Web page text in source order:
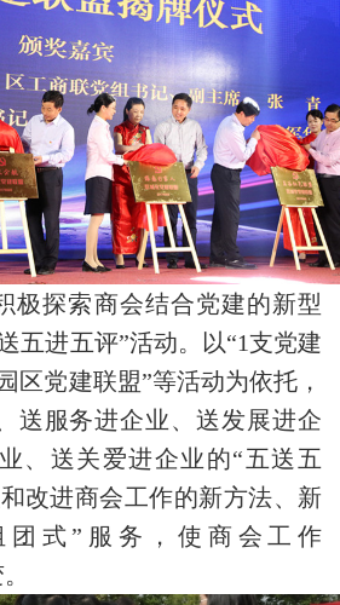
极探索商会结合党建的新型
五进五评”活动。以“1支党建
区党建联盟”等活动为依托，
送服务进企业、送发展进企
、送关爱进企业的“五送五
改进商会工作的新方法、新
团式”服务，使商会工作